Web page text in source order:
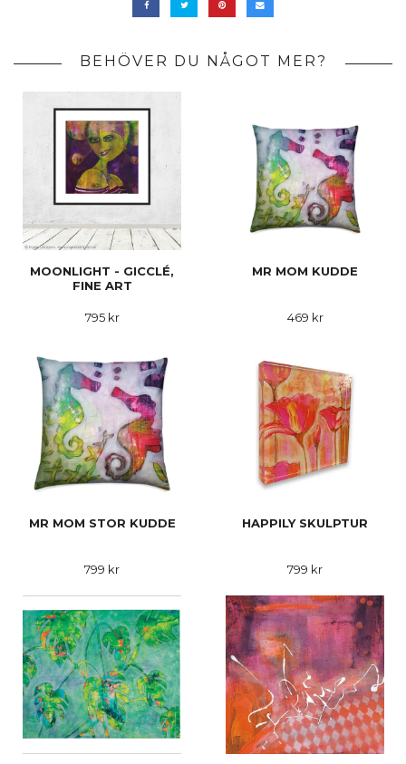
BEHÖVER DU NÅGOT MER?
MOONLIGHT - GICCLÉ,
FINE ART
795 kr
MR MOM KUDDE
469 kr
MR MOM STOR KUDDE
799 kr
HAPPILY SKULPTUR
799 kr